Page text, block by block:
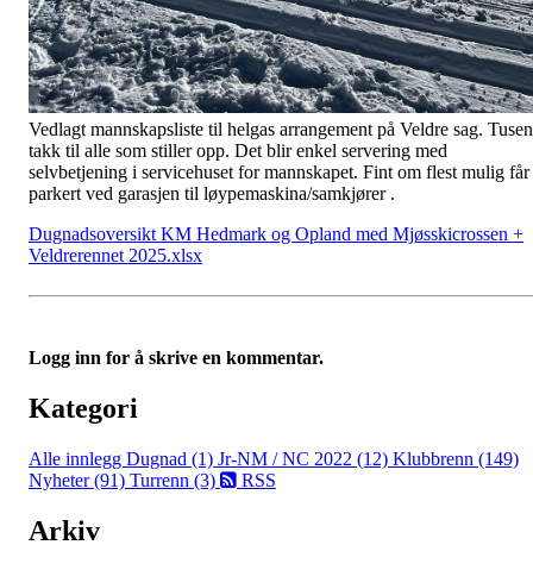
Vedlagt mannskapsliste til helgas arrangement på Veldre sag. Tusen
takk til alle som stiller opp. Det blir enkel servering med
selvbetjening i servicehuset for mannskapet. Fint om flest mulig får
parkert ved garasjen til løypemaskina/samkjører .
Dugnadsoversikt KM Hedmark og Opland med Mjøsskicrossen +
Veldrerennet 2025.xlsx
Logg inn for å skrive en kommentar.
Kategori
Alle innlegg Dugnad (1) Jr-NM / NC 2022 (12) Klubbrenn (149)
Nyheter (91) Turrenn (3) RSS
Arkiv